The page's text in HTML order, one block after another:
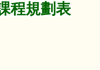
程規劃表